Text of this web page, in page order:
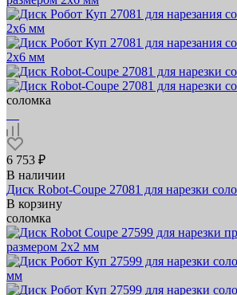
соломка
6 753 ₽
В наличии
Диск Robot-Coupe 27081 для нарезки
В корзину
соломка